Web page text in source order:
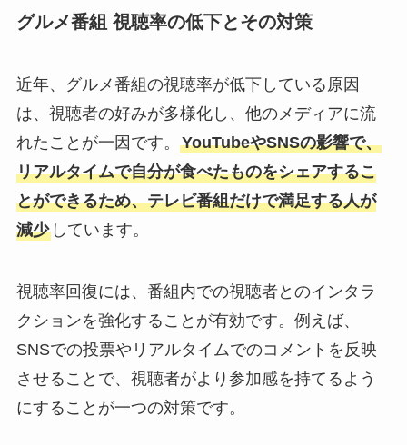
グルメ番組 視聴率の低下とその対策
近年、グルメ番組の視聴率が低下している原因
は、視聴者の好みが多様化し、他のメディアに流
れたことが一因です。 YouTubeやSNSの影響で、
リアルタイムで自分が食べたものをシェアするこ
とができるため、テレビ番組だけで満足する人が
減少しています。
視聴率回復には、番組内での視聴者とのインタラ
クションを強化することが有効です。例えば、
SNSでの投票やリアルタイムでのコメントを反映
させることで、視聴者がより参加感を持てるよう
にすることが一つの対策です。